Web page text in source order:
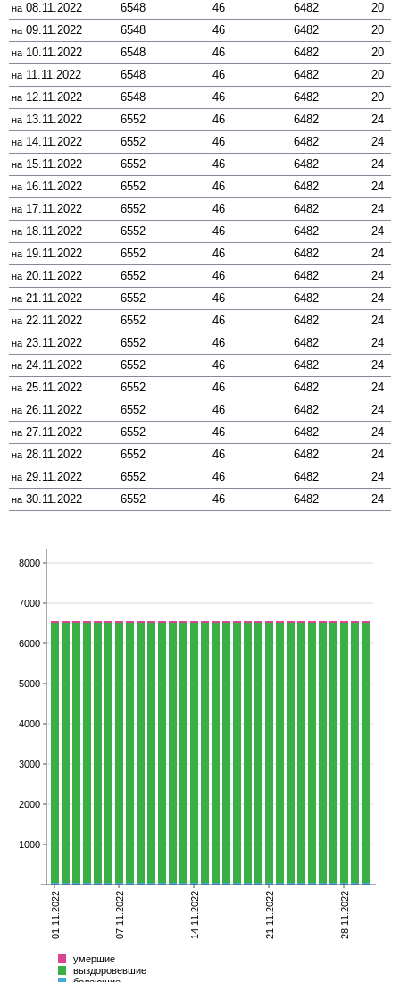
на 08.11.2022 6548 46 6482 20
на 09.11.2022 6548 46 6482 20
на 10.11.2022 6548 46 6482 20
на 11.11.2022 6548 46 6482 20
на 12.11.2022 6548 46 6482 20
на 13.11.2022 6552 46 6482 24
на 14.11.2022 6552 46 6482 24
на 15.11.2022 6552 46 6482 24
на 16.11.2022 6552 46 6482 24
на 17.11.2022 6552 46 6482 24
на 18.11.2022 6552 46 6482 24
на 19.11.2022 6552 46 6482 24
на 20.11.2022 6552 46 6482 24
на 21.11.2022 6552 46 6482 24
на 22.11.2022 6552 46 6482 24
на 23.11.2022 6552 46 6482 24
на 24.11.2022 6552 46 6482 24
на 25.11.2022 6552 46 6482 24
на 26.11.2022 6552 46 6482 24
на 27.11.2022 6552 46 6482 24
на 28.11.2022 6552 46 6482 24
на 29.11.2022 6552 46 6482 24
на 30.11.2022 6552 46 6482 24
умершие
выздоровевшие
болеющие
Всего
01.11.2022 07.11.2022 14.11.2022 21.11.2022 28.11.2022
1000
2000
3000
4000
5000
6000
7000
8000
умершие
выздоровевшие